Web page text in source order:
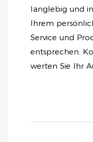
langlebig und
Ihrem
Service und
entsprechen.
werten Sie Ihr